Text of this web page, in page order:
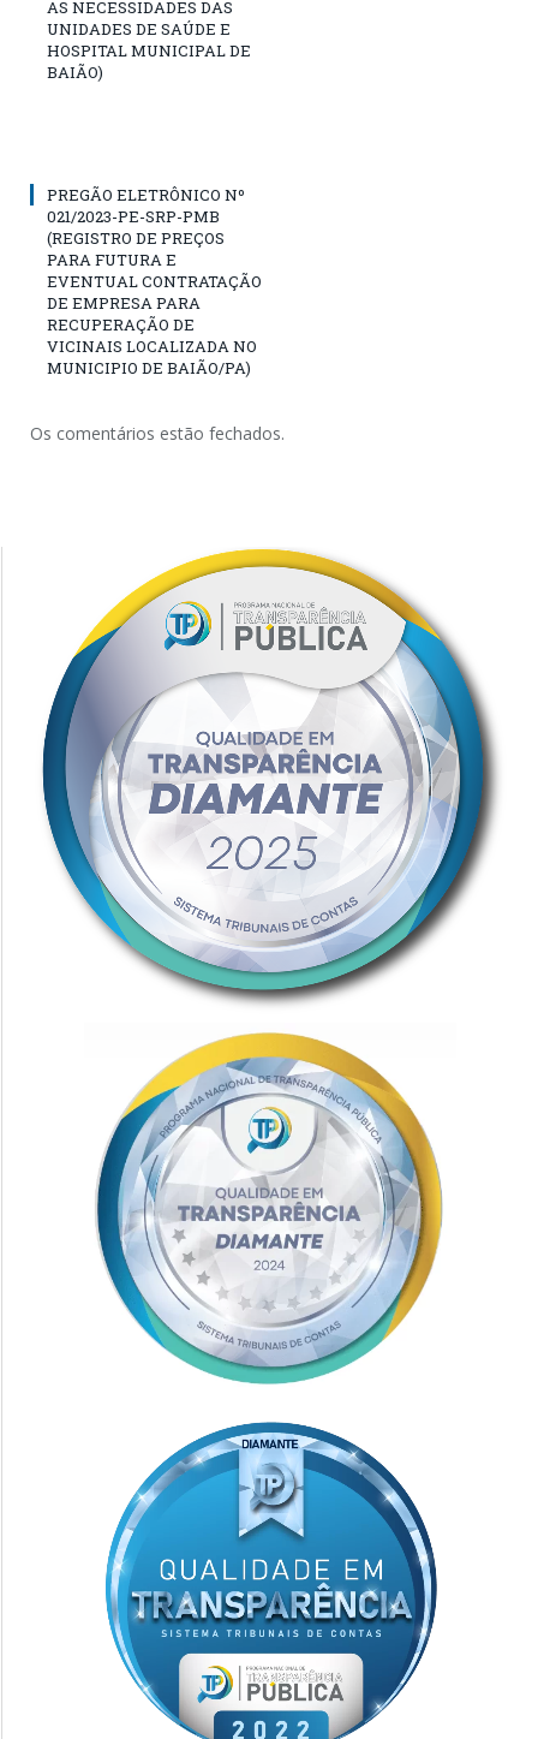
AS NECESSIDADES DAS
UNIDADES DE SAÚDE E
HOSPITAL MUNICIPAL DE
BAIÃO)
PREGÃO ELETRÔNICO Nº
021/2023-PE-SRP-PMB
(REGISTRO DE PREÇOS
PARA FUTURA E
EVENTUAL CONTRATAÇÃO
DE EMPRESA PARA
RECUPERAÇÃO DE
VICINAIS LOCALIZADA NO
MUNICIPIO DE BAIÃO/PA)
Os comentários estão fechados.